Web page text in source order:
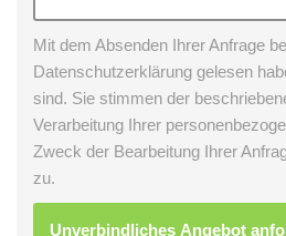
Mit dem Absenden Ihrer Anfrage
Datenschutzerklärung gelesen
sind. Sie stimmen der
Verarbeitung Ihrer
Zweck der Bearbeitung Ihrer
zu.